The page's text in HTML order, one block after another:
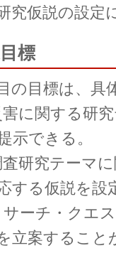
究仮説の設定
標
の目標は、具
害に関する研
示できる。
査研究テーマ
する仮説を設
サーチ・クエ
立案すること